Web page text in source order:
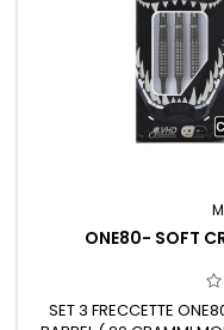
ONE80- SOFT
SET 3 FRECCETTE